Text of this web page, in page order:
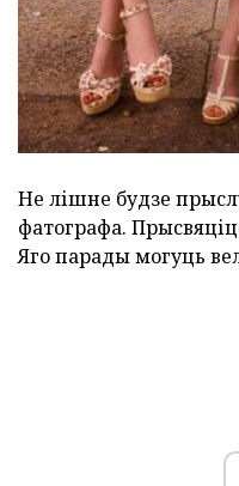
Не лішне будзе
фатографа.
Яго парады могуць